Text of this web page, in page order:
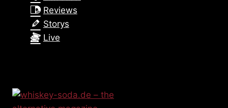
Reviews
Storys
Live